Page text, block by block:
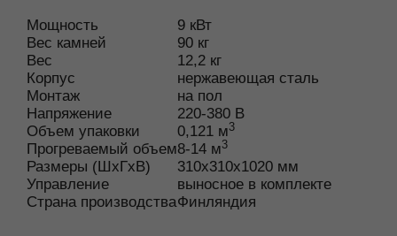
Мощность 9 кВт
Вес камней
90 кг
Вес
12,2 кг
Корпус
нержавеющая сталь
Монтаж
на пол
Напряжение
220-380 В
Объем упаковки
0,121 м3
Прогреваемый объем8-14 м3
Размеры (ШхГхВ) 310x310x1020 мм
Управление
выносное в комплекте
Страна производстваФинляндия